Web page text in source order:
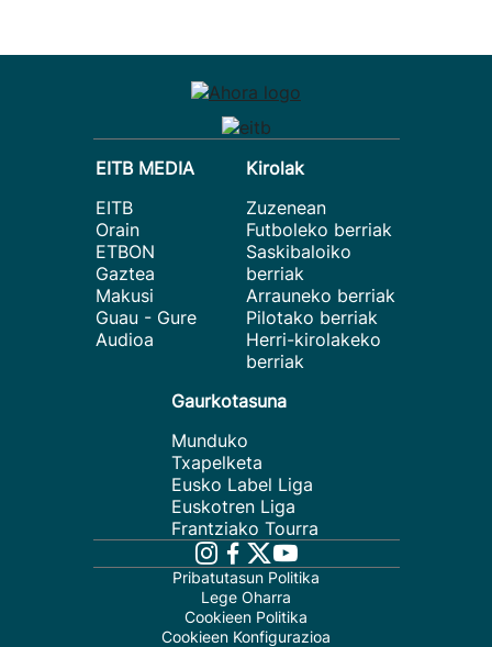
EITB MEDIA
EITB
Orain
ETBON
Gaztea
Makusi
Guau - Gure
Audioa
Kirolak
Zuzenean
Futboleko berriak
Saskibaloiko
berriak
Arrauneko berriak
Pilotako berriak
Herri-kirolakeko
berriak
Gaurkotasuna
Munduko
Txapelketa
Eusko Label Liga
Euskotren Liga
Frantziako Tourra
Pribatutasun Politika
Lege Oharra
Cookieen Politika
Cookieen Konfigurazioa